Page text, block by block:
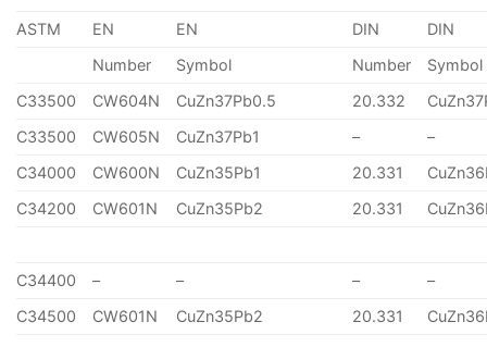
ASTM EN EN DIN
DIN
Number
Symbol Number
Symbol
C33500
CW604N CuZn37Pb0.5 20.332
C33500
CW605N CuZn37Pb1 –
–
C34000
CW600N CuZn35Pb1 20.331
C34200
CW601N CuZn35Pb2 20.331
C34400 – – –
–
C34500
CW601N CuZn35Pb2 20.331